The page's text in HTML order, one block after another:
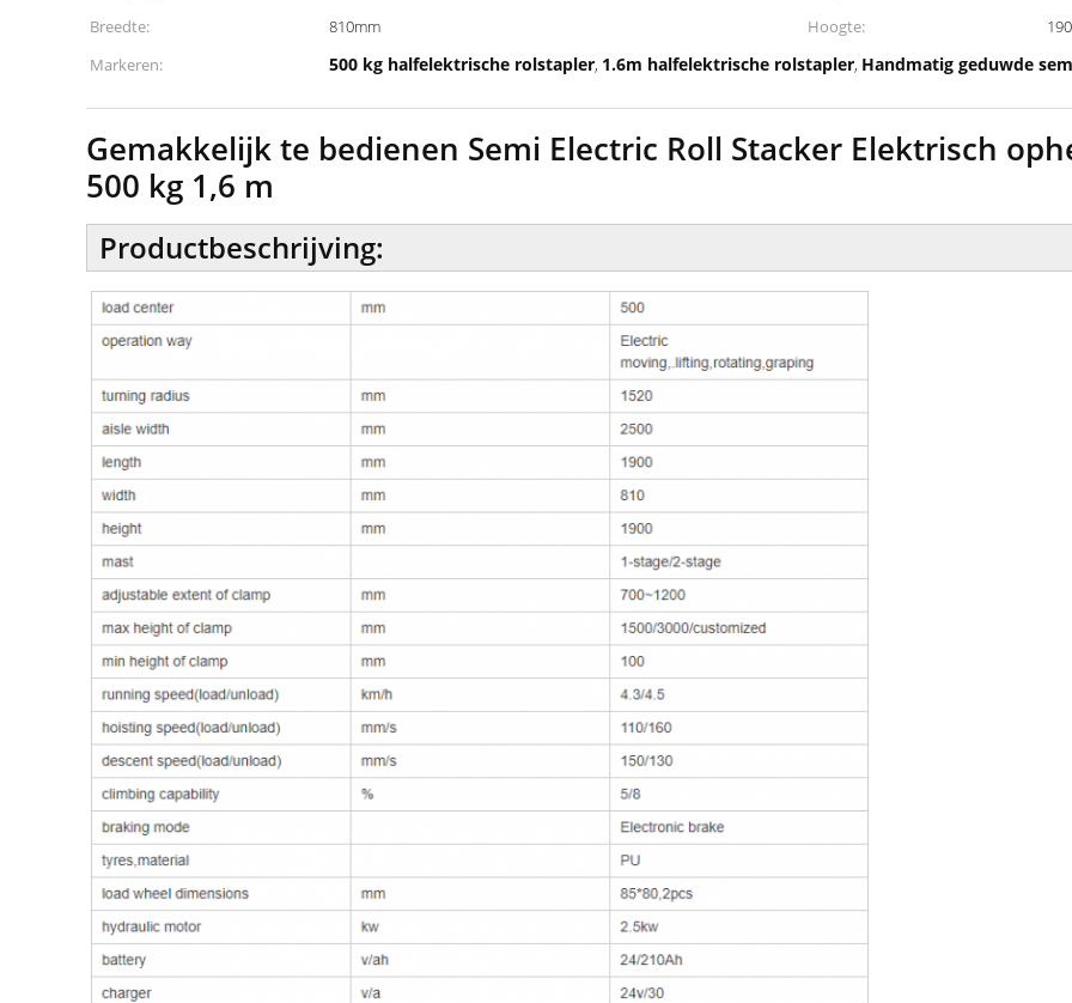
Breedte:
810mm Hoogte:
Markeren:
500 kg halfelektrische rolstapler, 1.6m halfelektrische rolstapler, Handmatig geduwde
Gemakkelijk te bedienen Semi Electric Roll Stacker Elektrisch
500 kg 1,6 m
Productbeschrijving: